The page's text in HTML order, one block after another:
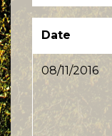
Date
08/11/2016